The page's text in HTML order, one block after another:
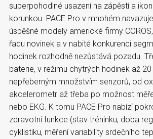
superpohodlné usazení na zápěstí a
korunkou. PACE Pro v mnohém
úspěšné modely americké firmy
řadu novinek a v nabité konkurenci
hodinek rozhodně nezůstává pozadu.
baterie, v režimu chytrých hodinek až 20
nepřeberným množstvím senzorů, od
akcelerometr až třeba po možnost
nebo EKG. K tomu PACE Pro nabízí
zdravotní funkce (stav tréninku, doba
cyklistiku, měření variability srdečního